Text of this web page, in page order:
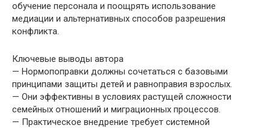
обучение персонала и поощрять использование
медиации и альтернативных способов разрешения
конфликта.
Ключевые выводы автора
— Нормопоправки должны сочетаться с базовыми
принципами защиты детей и равноправия взрослых.
— Они эффективны в условиях растущей сложности
семейных отношений и миграционных процессов.
— Практическое внедрение требует системной